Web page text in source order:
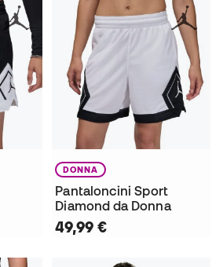
DONNA
Pantaloncini Sport
Diamond da Donna
49,99 €